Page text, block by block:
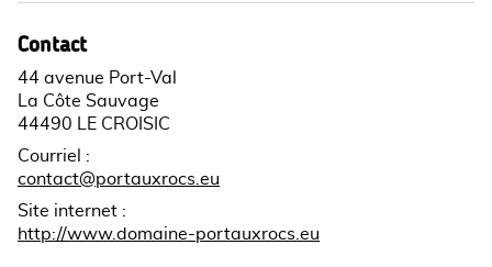
Contact
44 avenue Port-Val
La Côte Sauvage
44490 LE CROISIC
Courriel
:
contact@portauxrocs.eu
Site internet :
http://www.domaine-portauxrocs.eu